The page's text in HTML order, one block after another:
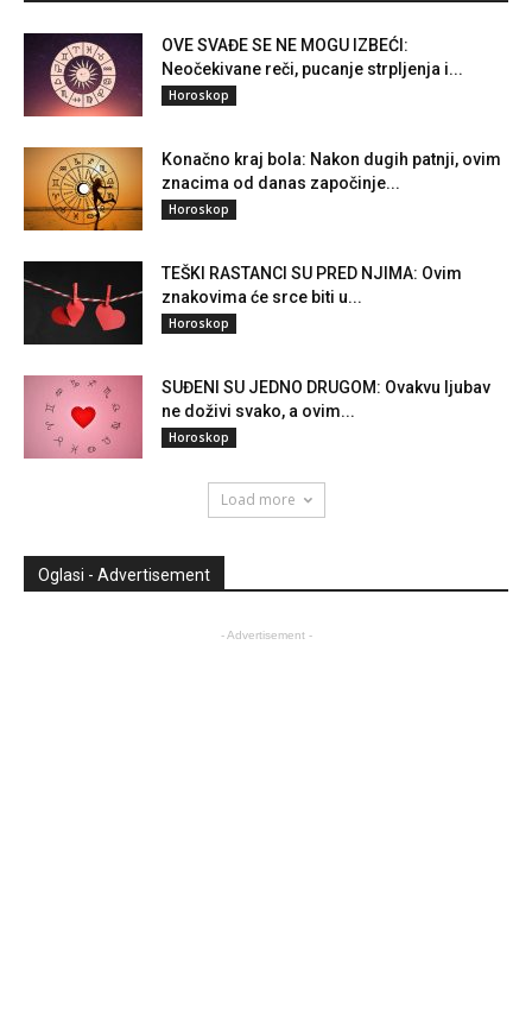
OVE SVAĐE SE NE MOGU IZBEĆI:
Neočekivane reči, pucanje strpljenja i...
Horoskop
Konačno kraj bola: Nakon dugih patnji, ovim
znacima od danas započinje...
Horoskop
TEŠKI RASTANCI SU PRED NJIMA: Ovim
znakovima će srce biti u...
Horoskop
SUĐENI SU JEDNO DRUGOM: Ovakvu ljubav
ne doživi svako, a ovim...
Horoskop
Load more
Oglasi - Advertisement
- Advertisement -